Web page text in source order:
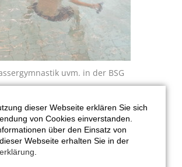
uvm. in der BSG
und Geräten die Freude an der
zur Verbesserung der persönlichen
ein außergewöhnliches
und ein gesteigertes Wohlgefühl.
dieser Webseite erklären Sie sich
von Cookies einverstanden.
über den Einsatz von
Webseite erhalten Sie in der